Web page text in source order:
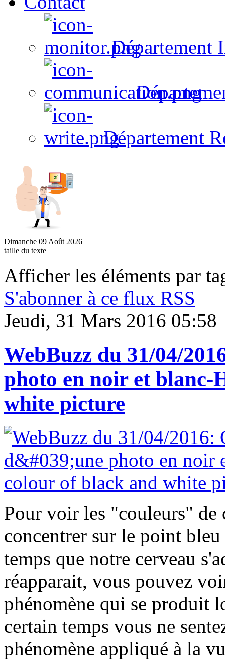
Département
Département
Dimanche 09 Août 2026
taille du texte
Afficher les éléments par
S'abonner à ce flux RSS
Jeudi, 31 Mars 2016 05:58
WebBuzz du 31/04/
photo en noir et blanc-
white picture
Pour voir les "couleurs"
concentrer sur le point
temps que notre cerveau
réapparait, vous pouvez
phénomène qui se produit
certain temps vous ne
phénomène appliqué à la